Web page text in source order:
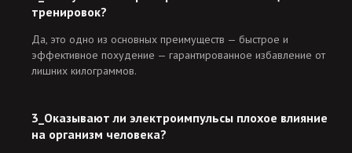
тренировок?
Да, это одно из основных преимуществ — быстрое и
эффективное похудение — гарантированное избавление от
лишних килограммов.
3_Оказывают ли электроимпульсы плохое влияние
на организм человека?